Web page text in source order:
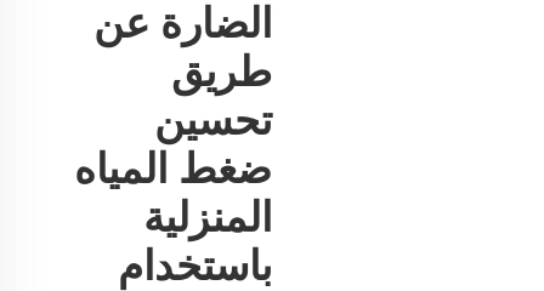
الضارة عن
طريق
تحسين
ضغط المياه
المنزلية
باستخدام